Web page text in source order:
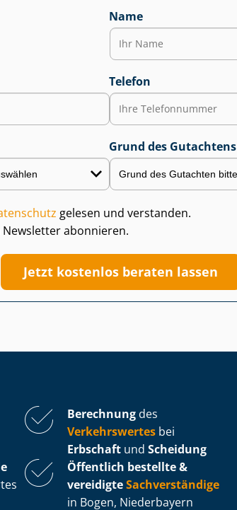
Name
Telefon
Grund des Gutachtens
gelesen und verstanden.
abonnieren.
Jetzt kostenlos beraten lassen
Berechnung des
Verkehrswertes bei
Erbschaft und Scheidung
Öffentlich bestellte &
vereidigteSachverständige
in Bogen, Niederbayern